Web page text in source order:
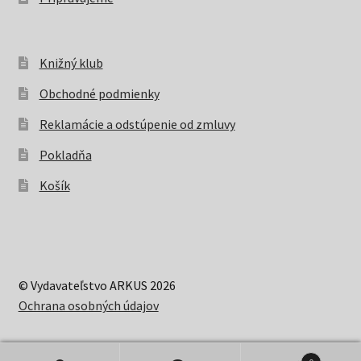
Knižný klub
Obchodné podmienky
Reklamácie a odstúpenie od zmluvy
Pokladňa
Košík
© Vydavateľstvo ARKUS 2026
Ochrana osobných údajov